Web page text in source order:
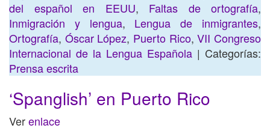
del español en EEUU, Faltas de ortografía,
Inmigración y lengua, Lengua de inmigrantes,
Ortografía, Óscar López, Puerto Rico,VII Congreso
Internacional de la Lengua Española | Categorías:
Prensa escrita
‘Spanglish’ en Puerto Rico
Verenlace